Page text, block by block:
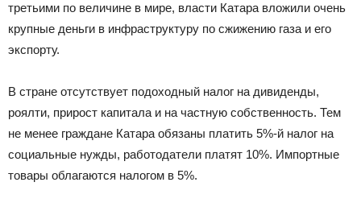
третьими по величине в мире, власти Катара вложили очень
крупные деньги в инфраструктуру по сжижению газа и его
экспорту.
В стране отсутствует подоходный налог на дивиденды,
роялти, прирост капитала и на частную собственность. Тем
не менее граждане Катара обязаны платить 5%-й налог на
социальные нужды, работодатели платят 10%. Импортные
товары облагаются налогом в 5%.